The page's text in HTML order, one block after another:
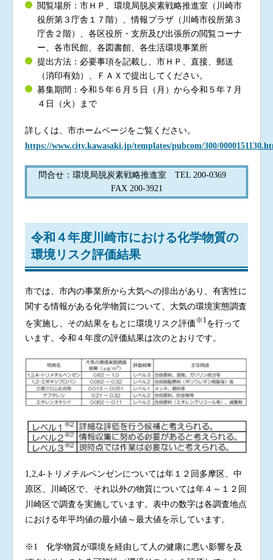
閲覧場所：市ＨＰ、環境局脱炭素戦略推進室（川崎市
役所第３庁舎１７階）、情報プラザ（川崎市役所第３
庁舎２階）、各区役所・支所及び出張所の閲覧コーナ
ー、各市民館、各図書館、各生活環境事業所
提出方法：必要事項を記載し、市ＨＰ、直接、郵送
（消印有効）、ＦＡＸで提出してください。
募集期間：令和５年６月５日（月）から令和５年７月
４日（火）まで
詳しくは、市ホームページをご覧ください。
https://www.city.kawasaki.jp/templates/pubcom/300/
問合せ：環境局脱炭素戦略推進室 TEL 200-0369
FAX 200-3921
令和４年度川崎市における化学物質の
環境リスク評価結果
市では、市内の事業所から大気への排出があり、有害性に
関する情報がある化学物質について、大気の環境実態調査
を実施し、その結果をもとに環境リスク評価※1 を行って
います。令和４年度の評価結果は次のとおりです。
1,2,4-トリメチルベンゼンについては年１２回多摩区、中
原区、川崎区で、それ以外の物質については年４～１２回
川崎区で調査を実施しています。表中の数字は各調査地点
における年平均値の最小値～最大値を示しています。
※1 化学物質が環境を経由して人の健康に悪い影響を及